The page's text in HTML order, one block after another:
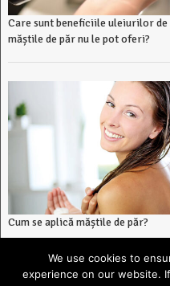
Care sunt beneficiile uleiurilor de
măștile de păr nu le pot oferi?
Cum se aplică măștile de păr?
We use cookies to
experience on our website.